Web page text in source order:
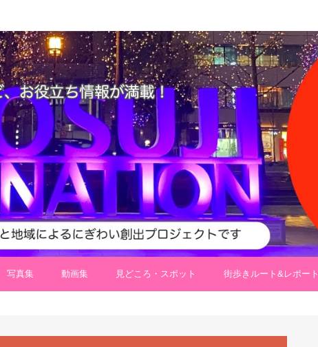
写真集 動画集 見どころ・スポット 街歩きルート&レポート